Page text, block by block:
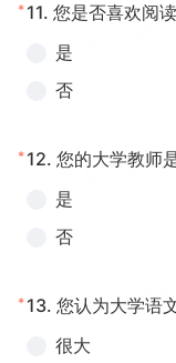
* 11. 您是否喜欢阅
是
否
* 12. 您的大学教师
是
否
* 13. 您认为大学语
很大